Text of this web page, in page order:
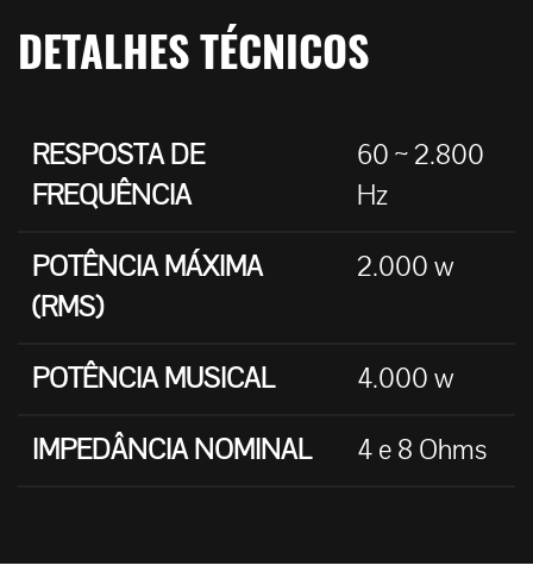
DETALHES TÉCNICOS
RESPOSTA DE
FREQUÊNCIA
60 ~ 2.800
Hz
POTÊNCIA MÁXIMA
(RMS)
2.000 w
POTÊNCIA MUSICAL
4.000 w
IMPEDÂNCIA NOMINAL
4 e 8 Ohms